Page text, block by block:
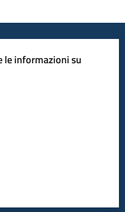
le informazioni su